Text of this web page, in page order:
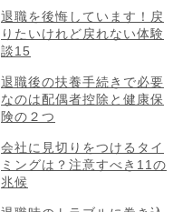
退職を後悔しています！戻
りたいけれど戻れない体験
談15
退職後の扶養手続きで必要
なのは配偶者控除と健康保
険の２つ
会社に見切りをつけるタイ
ミングは？注意すべき11の
兆候